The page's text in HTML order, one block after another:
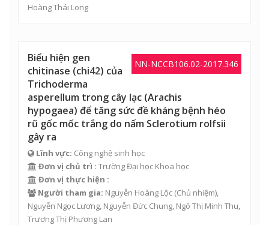
Hoàng Thái Long
NN-NCCB106.02-2017.346
Biểu hiện gen
chitinase (chi42) của
Trichoderma
asperellum trong cây lạc (Arachis
hypogaea) để tăng sức đề kháng bệnh héo
rũ gốc mốc trắng do nấm Sclerotium rolfsii
gây ra
Lĩnh vực: Công nghệ sinh học
Đơn vị chủ trì : Trường Đại học Khoa học
Đơn vị thực hiện :
Người tham gia: Nguyễn Hoàng Lộc (Chủ nhiệm),
Nguyễn Ngọc Lương, Nguyễn Đức Chung, Ngô Thị Minh Thu,
Trương Thị Phương Lan